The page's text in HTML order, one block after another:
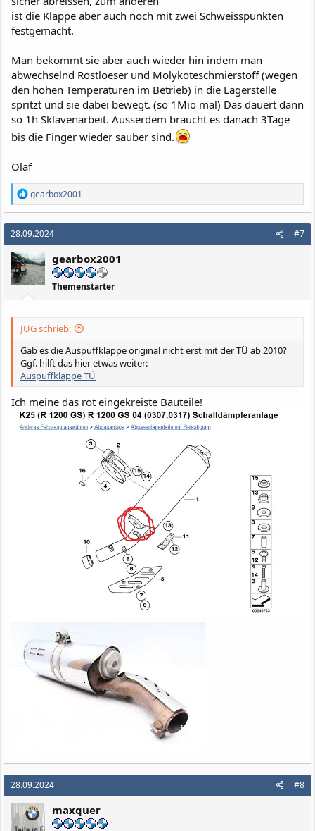
ist die Klappe aber auch noch mit zwei Schweisspunkten
festgemacht.
Man bekommt sie aber auch wieder hin indem man
abwechselnd Rostloeser und Molykoteschmierstoff (wegen
den hohen Temperaturen im Betrieb) in die Lagerstelle
spritzt und sie dabei bewegt. (so 1Mio mal) Das dauert dann
so 1h Sklavenarbeit. Ausserdem braucht es danach 3Tage
bis die Finger wieder sauber sind.
Olaf
R
e
a
k
t
o
n
e
n
gearbox2001
28.09.2024 #7
gearbox2001
Themenstarter
JUG schrieb:
Gab es die Auspuffklappe original nicht erst mit der TÜ ab 2010?
Ggf. hilft das hier etwas weiter:
Auspuffklappe TÜ
Ich meine das rot eingekreiste Bauteile!
28.09.2024 #8
maxquer